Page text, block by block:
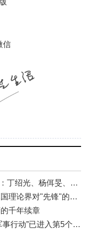
信
· 色彩之外 Au delà de la polychromie：丁绍光、杨佴旻、Alain Cardenas·Castro巴黎展
· 杨佴旻：迷雾中的混淆——几十年中国理论界对"先锋"的误读，对创作的误导
千年续章
· 2026年4月23日俄罗斯发动的“特别军事行动”已进入第5个年头，俄乌局势最新综述